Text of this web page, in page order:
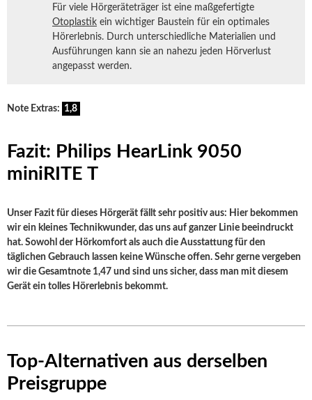
Für viele Hörgeräteträger ist eine maßgefertigte
Otoplastik ein wichtiger Baustein für ein optimales
Hörerlebnis. Durch unterschiedliche Materialien und
Ausführungen kann sie an nahezu jeden Hörverlust
angepasst werden.
Note Extras: 1,8
Fazit: Philips HearLink 9050
miniRITE T
Unser Fazit für dieses Hörgerät fällt sehr positiv aus: Hier bekommen
wir ein kleines Technikwunder, das uns auf ganzer Linie beeindruckt
hat. Sowohl der Hörkomfort als auch die Ausstattung für den
täglichen Gebrauch lassen keine Wünsche offen. Sehr gerne vergeben
wir die Gesamtnote 1,47 und sind uns sicher, dass man mit diesem
Gerät ein tolles Hörerlebnis bekommt.
Top-Alternativen aus derselben
Preisgruppe